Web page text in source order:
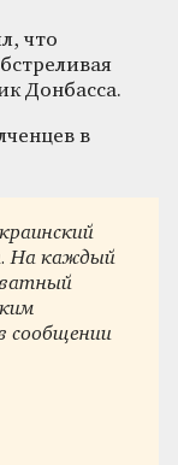
что
Донбасса.
в
На каждый
сообщении